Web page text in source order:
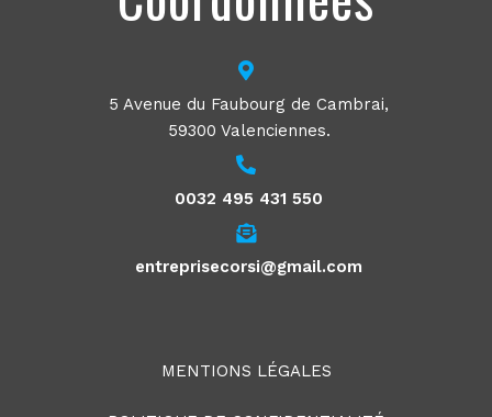
5 Avenue du Faubourg de Cambrai,
59300 Valenciennes.
0032 495 431 550
entreprisecorsi@gmail.com
MENTIONS LÉGALES